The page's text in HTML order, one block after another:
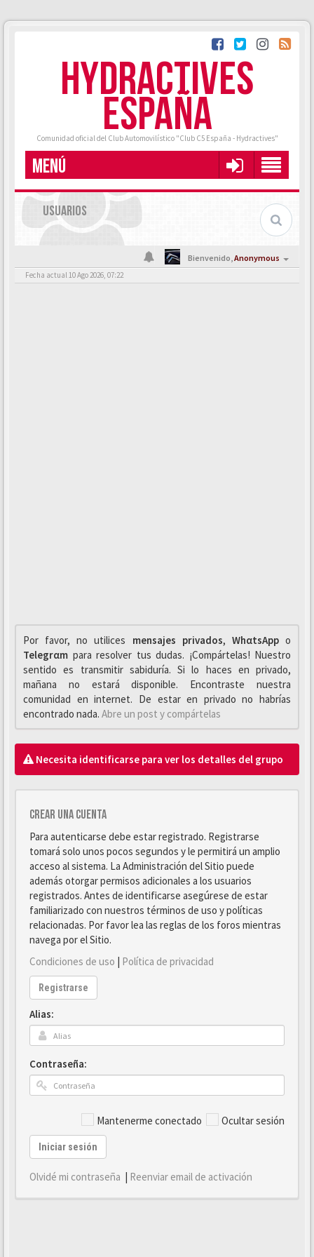
HYDRACTIVES
ESPAÑA
Comunidad oficial del Club Automovilístico "Club C5 España - Hydractives"
MENÚ
USUARIOS
Bienvenido,Anonymous
Fecha actual 10 Ago 2026, 07:22
Por favor, no utilices mensajes privados, WhαtsAppo
Telegrαm para resolver tus dudas. ¡Compártelas! Nuestro
sentido es transmitir sabiduría. Si lo haces en privado,
mañana no estará disponible. Encontraste nuestra
comunidad en internet. De estar en privado no habrías
encontrado nada. Abre un post y compártelas
Necesita identificarse para ver los detalles del grupo
Crear una cuenta
Para autenticarse debe estar registrado. Registrarse
tomará solo unos pocos segundos y le permitirá un amplio
acceso al sistema. La Administración del Sitio puede
además otorgar permisos adicionales a los usuarios
registrados. Antes de identificarse asegúrese de estar
familiarizado con nuestros términos de uso y políticas
relacionadas. Por favor lea las reglas de los foros mientras
navega por el Sitio.
Condiciones de uso | Política de privacidad
Registrarse
Alias:
Contraseña:
Mantenerme conectado Ocultar sesión
Iniciar sesión
Olvidé mi contraseña | Reenviar email de activación